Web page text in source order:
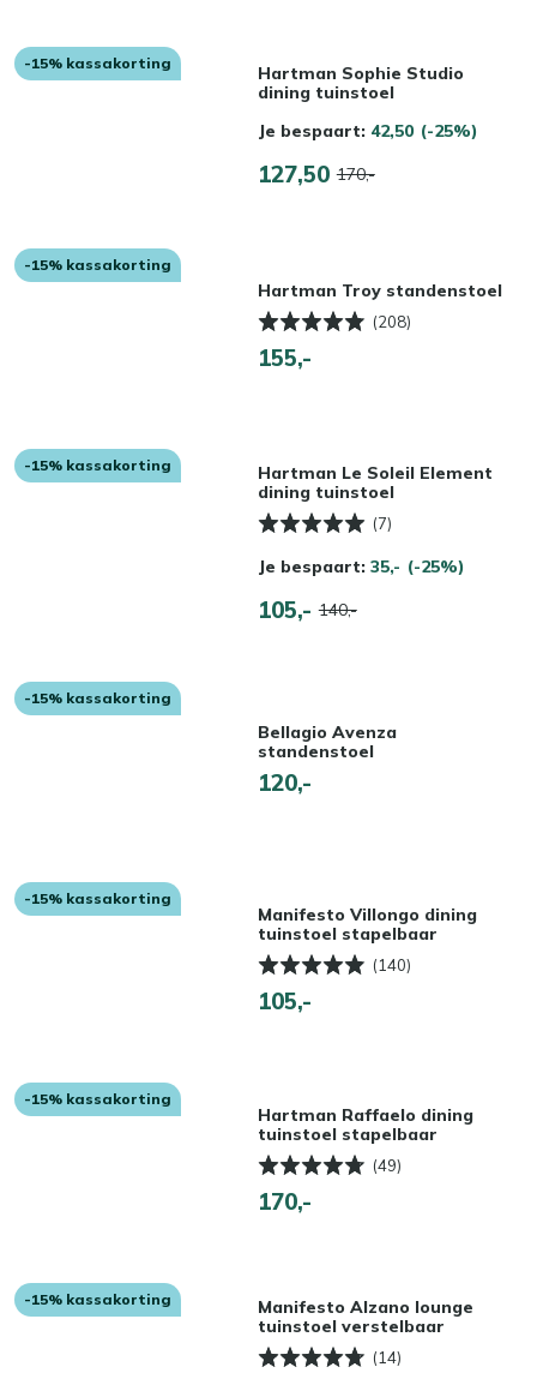
-15% kassakorting
Hartman Sophie Studio
dining tuinstoel
Je bespaart: 42,50 (-25%)
127,50 170,-
-15% kassakorting
Hartman Troy standenstoel
(208)
155,-
-15% kassakorting
Hartman Le Soleil Element
dining tuinstoel
(7)
Je bespaart: 35,- (-25%)
105,- 140,-
-15% kassakorting
Bellagio Avenza
standenstoel
120,-
-15% kassakorting
Manifesto Villongo dining
tuinstoel stapelbaar
(140)
105,-
-15% kassakorting
Hartman Raffaelo dining
tuinstoel stapelbaar
(49)
170,-
-15% kassakorting
Manifesto Alzano lounge
tuinstoel verstelbaar
(14)